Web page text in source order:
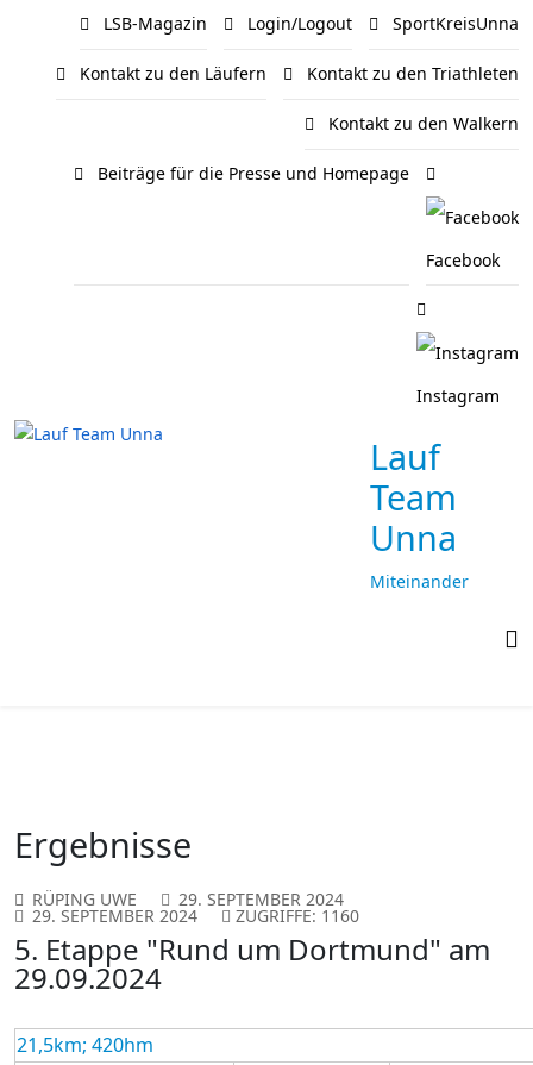
LSB-Magazin Login/Logout SportKreisUnna
Kontakt zu den Läufern Kontakt zu den Triathleten
Kontakt zu den Walkern
Beiträge für die Presse und Homepage
Facebook
Instagram
Lauf
Team
Unna
Miteinander
Ergebnisse
RÜPING UWE 29. SEPTEMBER 2024
29. SEPTEMBER 2024 ZUGRIFFE: 1160
5. Etappe "Rund um Dortmund" am
29.09.2024
21,5km; 420hm